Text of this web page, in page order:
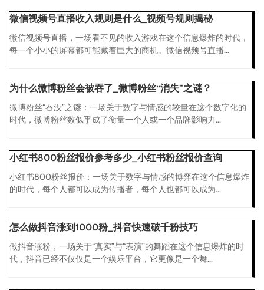
微信视频号直播收入规则是什么_视频号规则揭秘
微信视频号直播，一场看不见的收入游戏在这个信息爆炸的时代，
每一个小小的屏幕都可能藏着巨大的商机。微信视频号直播...
为什么微博粉丝会被吞了_微博粉丝“消失”之谜？
微博粉丝“吞没”之谜：一场关于数字与情感的较量在这个数字化的
时代，微博粉丝数似乎成了衡量一个人或一个品牌影响力...
小红书800粉丝报价参考多少_小红书粉丝报价查询
小红书800粉丝报价：一场关于数字与情感的博弈在这个信息爆炸
的时代，每个人都可以成为传播者，每个人也都可以成为...
怎么做抖音涨到1000粉_抖音快速破千粉技巧
做抖音涨粉，一场关于“真实”与“表演”的舞蹈在这个信息爆炸的时
代，抖音已经不仅仅是一个娱乐平台，它更像是一个舞...